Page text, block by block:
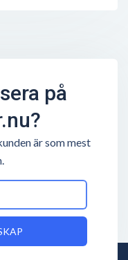
på
är som mest